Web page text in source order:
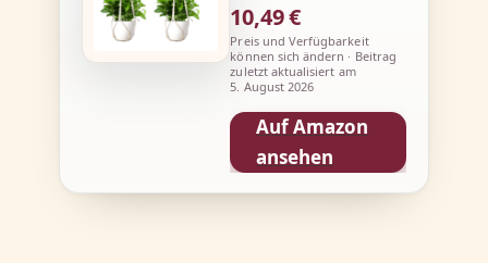
10,49 €
Preis und Verfügbarkeit
können sich ändern · Beitrag
zuletzt aktualisiert am
5. August 2026
Auf Amazon
ansehen